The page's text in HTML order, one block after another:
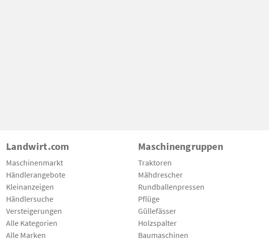
Landwirt.com
Maschinenmarkt
Händlerangebote
Kleinanzeigen
Händlersuche
Versteigerungen
Alle Kategorien
Alle Marken
Maschinengruppen
Traktoren
Mähdrescher
Rundballenpressen
Pflüge
Güllefässer
Holzspalter
Baumaschinen